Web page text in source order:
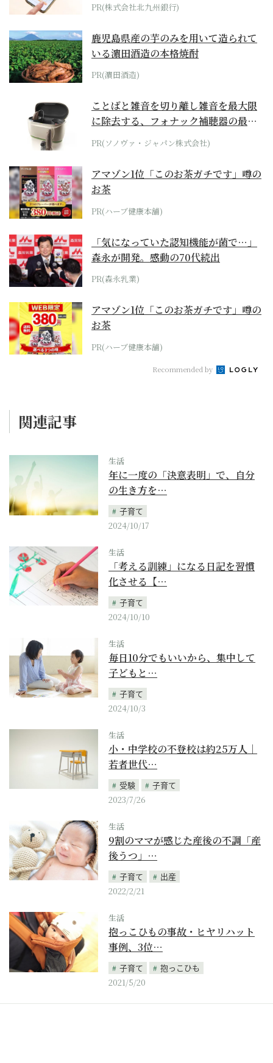
PR(株式会社北九州銀行)
鹿児島県産の芋のみを用いて造られて
いる濵田酒造の本格焼酎
PR(濵田酒造)
ことばと雑音を切り離し雑音を最大限
に除去する、フォナック補聴器の最上
位モデル
PR(ソノヴァ・ジャパン株式会社)
アマゾン1位「このお茶ガチです」噂の
お茶
PR(ハーブ健康本舗)
「気になっていた認知機能が菌で…」
森永が開発。感動の70代続出
PR(森永乳業)
アマゾン1位「このお茶ガチです」噂の
お茶
PR(ハーブ健康本舗)
Recommended by
関連記事
生活
年に一度の「決意表明」で、自分
の生き方を…
子育て
2024/10/17
生活
「考える訓練」になる日記を習慣
化させる【…
子育て
2024/10/10
生活
毎日10分でもいいから、集中して
子どもと…
子育て
2024/10/3
生活
小・中学校の不登校は約25万人｜
若者世代…
受験
子育て
2023/7/26
生活
9割のママが感じた産後の不調「産
後うつ」…
子育て
出産
2022/2/21
生活
抱っこひもの事故・ヒヤリハット
事例、3位…
子育て
抱っこひも
2021/5/20